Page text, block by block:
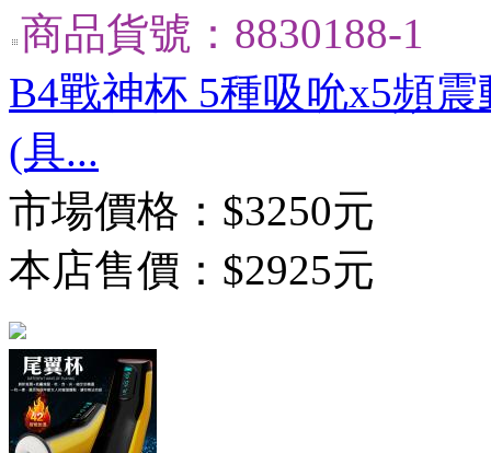
商品貨號：8830188-1
B4戰神杯 5種吸吮x5頻
(具...
市場價格： $3250元
本店售價： $2925元